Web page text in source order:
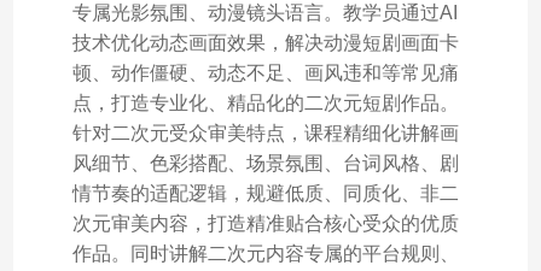
专属光影氛围、动漫镜头语言。教学员通过AI
技术优化动态画面效果，解决动漫短剧画面卡
顿、动作僵硬、动态不足、画风违和等常见痛
点，打造专业化、精品化的二次元短剧作品。
针对二次元受众审美特点，课程精细化讲解画
风细节、色彩搭配、场景氛围、台词风格、剧
情节奏的适配逻辑，规避低质、同质化、非二
次元审美内容，打造精准贴合核心受众的优质
作品。同时讲解二次元内容专属的平台规则、